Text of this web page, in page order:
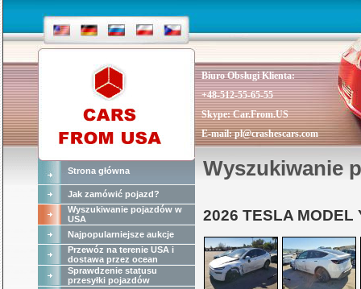
Biuro Obsługi Klienta:
+48-512-55-65-55
Skype:Car.From.US
E-mail:pl@crashescars.com
Strona główna
Jak zamówić pojazd?
Wyszukiwanie pojazdów w
USA
Najpopularniejsze aukcje
Przewóz na terenie USA i
dostawa przez ocean
Sprawdzenie statusu
przesyłki pojazdów
Wyszukiwanie
2026 TESLA MODEL